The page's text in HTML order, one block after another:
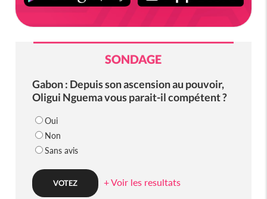
SONDAGE
Gabon : Depuis son ascension au pouvoir,
Oligui Nguema vous parait-il compétent ?
Oui
Non
Sans avis
+ Voir les resultats